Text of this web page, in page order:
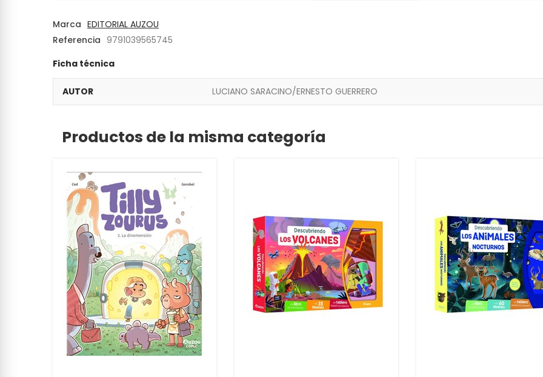
Marca EDITORIAL AUZOU
Referencia 9791039565745
Ficha técnica
AUTOR LUCIANO SARACINO/ERNESTO GUERRERO
Productos de la misma categoría